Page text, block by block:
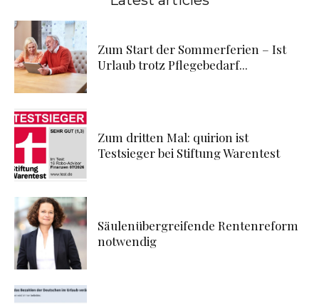
Zum Start der Sommerferien – Ist
Urlaub trotz Pflegebedarf...
Zum dritten Mal: quirion ist
Testsieger bei Stiftung Warentest
Säulenübergreifende Rentenreform
notwendig